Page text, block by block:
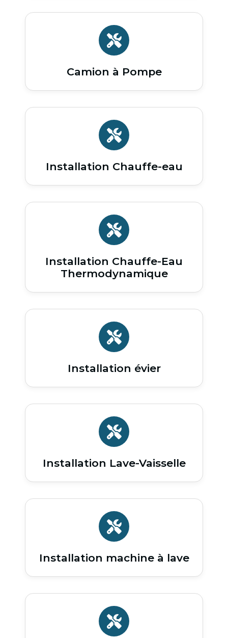
Camion à Pompe
Installation Chauffe-eau
Installation Chauffe-Eau
Thermodynamique
Installation évier
Installation Lave-Vaisselle
Installation machine à lave